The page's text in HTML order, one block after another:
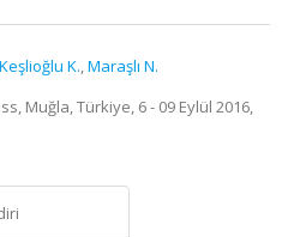
Keşlioğlu K.,Maraşlı N.
Muğla, Türkiye, 6 - 09 Eylül 2016,